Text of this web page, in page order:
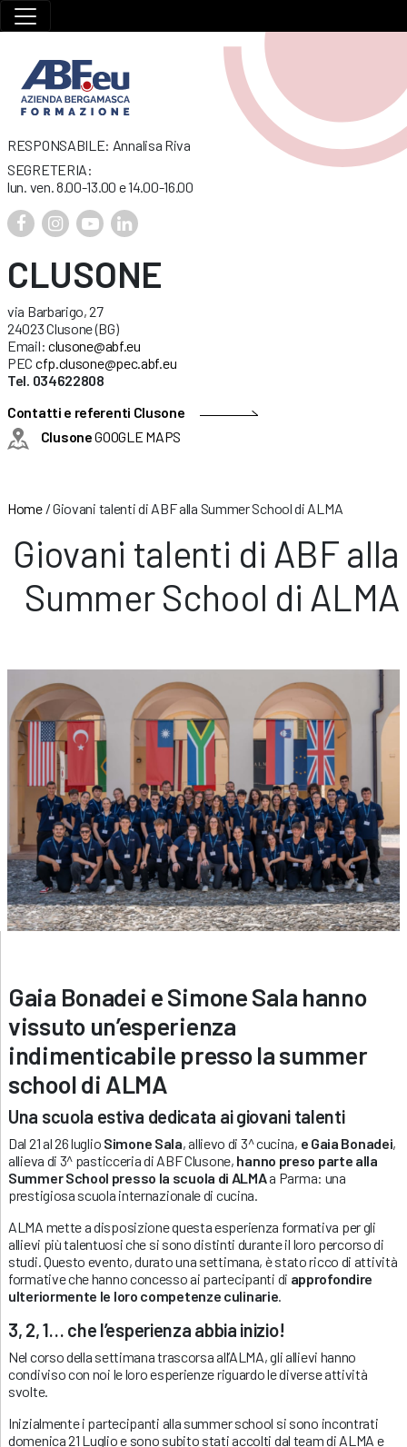
RESPONSABILE: Annalisa Riva
SEGRETERIA:
lun. ven. 8.00-13.00 e 14.00-16.00
CLUSONE
via Barbarigo, 27
24023 Clusone (BG)
Email: clusone@abf.eu
PEC cfp.clusone@pec.abf.eu
Tel. 034622808
Contatti e referenti Clusone
ClusoneGOOGLE MAPS
Home/Giovani talenti di ABF alla Summer School di ALMA
Giovani talenti di ABF alla
Summer School di ALMA
Gaia Bonadei e Simone Sala hanno
vissuto un’esperienza
indimenticabile presso la summer
school di ALMA
Una scuola estiva dedicata ai giovani talenti
Dal 21 al 26 luglio Simone Sala, allievo di 3^ cucina, e Gaia Bonadei,
allieva di 3^ pasticceria di ABF Clusone, hanno preso parte alla
Summer School presso la scuola di ALMAa Parma: una
prestigiosa scuola internazionale di cucina.
ALMA mette a disposizione questa esperienza formativa per gli
allievi più talentuosi che si sono distinti durante il loro percorso di
studi. Questo evento, durato una settimana, è stato ricco di attività
formative che hanno concesso ai partecipanti di approfondire
ulteriormente le loro competenze culinarie
3, 2, 1… che l’esperienza abbia inizio!
Nel corso della settimana trascorsa all’ALMA, gli allievi hanno
condiviso con noi le loro esperienze riguardo le diverse attività
svolte.
Inizialmente i partecipanti alla summer school si sono incontrati
domenica 21 Luglio e sono subito stati accolti dal team di ALMA e